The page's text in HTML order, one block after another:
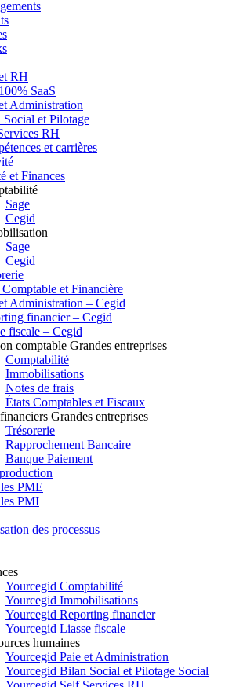
RH
SaaS
Administration
et Pilotage
RH
et carrières
et Finances
Sage
Cegid
Sage
Cegid
Comptable et Financière
Administration – Cegid
financier – Cegid
fiscale – Cegid
comptable Grandes entreprises
Comptabilité
Immobilisations
Notes de frais
États Comptables et Fiscaux
Grandes entreprises
Trésorerie
Rapprochement Bancaire
Banque Paiement
PME
PMI
des processus
Yourcegid Comptabilité
Yourcegid Immobilisations
Yourcegid Reporting financier
Yourcegid Liasse fiscale
humaines
Yourcegid Paie et Administration
Yourcegid Bilan Social et Pilotage Social